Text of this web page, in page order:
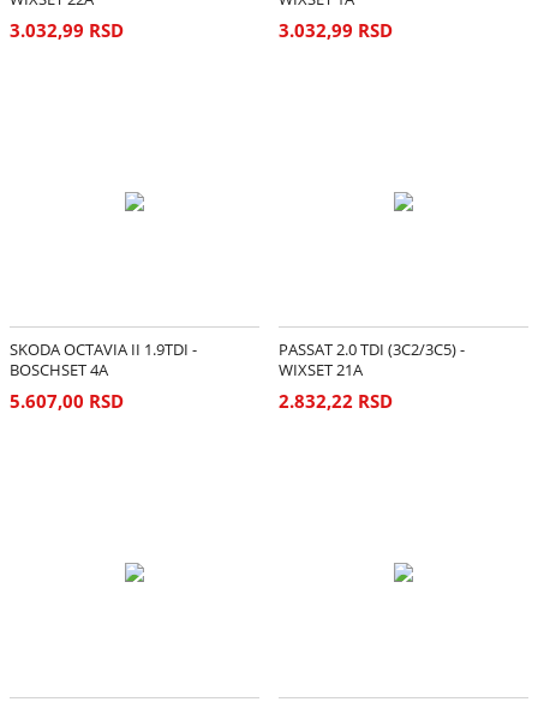
3.032,99 RSD 3.032,99 RSD
SKODA OCTAVIA II 1.9TDI -
BOSCHSET 4A
5.607,00 RSD
PASSAT 2.0 TDI (3C2/3C5) -
WIXSET 21A
2.832,22 RSD